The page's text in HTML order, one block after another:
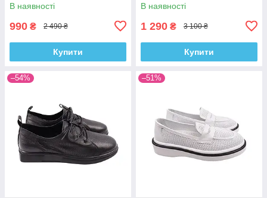
В наявності
990 ₴ 2 490 ₴
Купити
В наявності
1 290 ₴ 3 100 ₴
Купити
–54% –51%